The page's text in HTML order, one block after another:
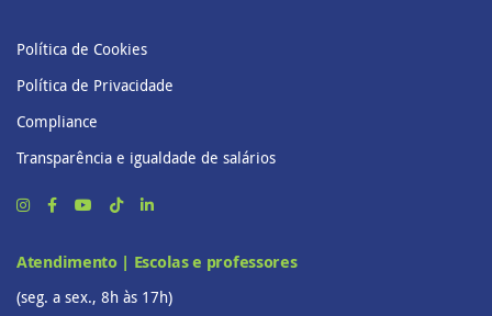
Política de Cookies
Política de Privacidade
Compliance
Transparência e igualdade de salários
Atendimento | Escolas e professores
(seg. a sex., 8h às 17h)